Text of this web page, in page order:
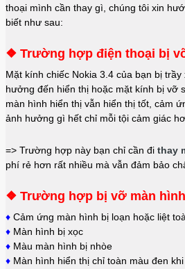
thoại mình cần thay gì, chúng tôi xin
biết như sau:
❖ Trường hợp điện thoại bị
Mặt kính chiếc Nokia 3.4 của bạn bị
hưởng đến hiển thị hoặc mặt kính bị vỡ
màn hình hiển thị vẫn hiển thị tốt, cảm
ảnh hưởng gì hết chỉ mỗi tội cảm giác
=> Trường hợp này bạn chỉ cần đi thay
phí rẻ hơn rất nhiều mà vẫn đảm bảo
❖ Trường hợp bị vỡ màn hình
♦ Cảm ứng màn hình bị loạn hoặc liệt
♦ Màn hình bị xọc
♦ Màu màn hình bị nhòe
♦ Màn hình hiển thị chỉ toàn màu đen